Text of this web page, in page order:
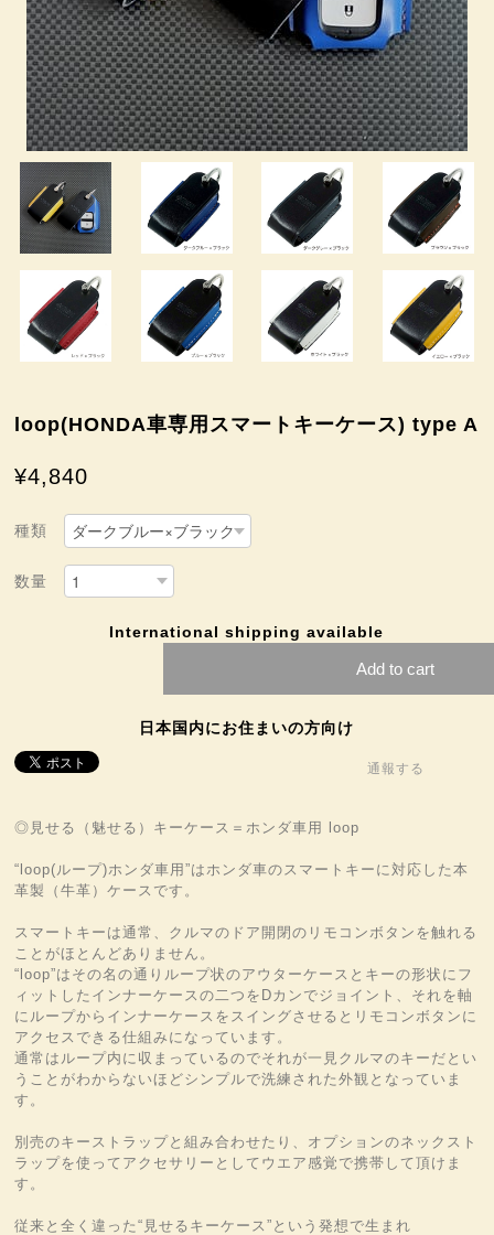
loop(HONDA車専用スマートキーケース) type A
¥4,840
種類
数量
International shipping available
Add to cart
日本国内にお住まいの方向け
通報する
◎見せる（魅せる）キーケース＝ホンダ車用 loop
“loop(ループ)ホンダ車用”はホンダ車のスマートキーに対応した本
革製（牛革）ケースです。
スマートキーは通常、クルマのドア開閉のリモコンボタンを触れる
ことがほとんどありません。
“loop”はその名の通りループ状のアウターケースとキーの形状にフ
ィットしたインナーケースの二つをDカンでジョイント、それを軸
にループからインナーケースをスイングさせるとリモコンボタンに
アクセスできる仕組みになっています。
通常はループ内に収まっているのでそれが一見クルマのキーだとい
うことがわからないほどシンプルで洗練された外観となっていま
す。
別売のキーストラップと組み合わせたり、オプションのネックスト
ラップを使ってアクセサリーとしてウエア感覚で携帯して頂けま
す。
従来と全く違った“見せるキーケース”という発想で生まれ